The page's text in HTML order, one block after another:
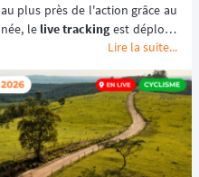
plus près de l'action grâce au
le live tracking est déployé
reine de l'événement afin de
immersive. ⛰️🏃‍♂️
Lire la suite...